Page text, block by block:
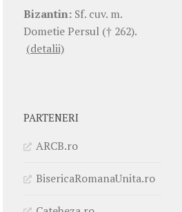
Bizantin: Sf. cuv. m.
Dometie Persul († 262).
(detalii)
PARTENERI
ARCB.ro
BisericaRomanaUnita.ro